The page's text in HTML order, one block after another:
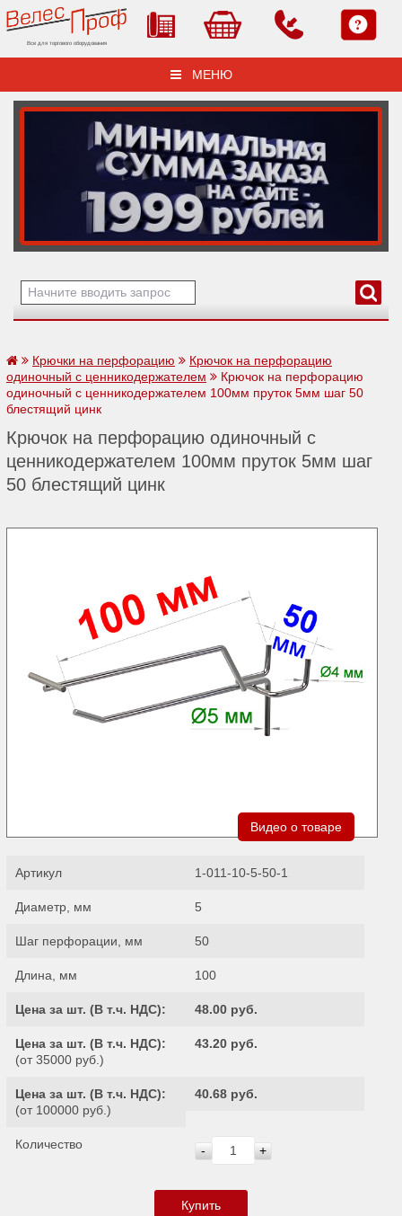
Все для торгового оборудования
МЕНЮ
Крючки на перфорацию
Крючок на перфорацию
одиночный с ценникодержателем
Крючок на перфорацию
одиночный с ценникодержателем 100мм пруток 5мм шаг 50
блестящий цинк
Крючок на перфорацию одиночный с
ценникодержателем 100мм пруток 5мм шаг
50 блестящий цинк
Видео о товаре
Артикул 1-011-10-5-50-1
Диаметр, мм 5
Шаг перфорации, мм 50
Длина, мм 100
Цена за шт. (В т.ч. НДС): 48.00 руб.
Цена за шт. (В т.ч. НДС):
(от 35000 руб.)
43.20 руб.
Цена за шт. (В т.ч. НДС):
(от 100000 руб.)
40.68 руб.
Количество - +
Купить